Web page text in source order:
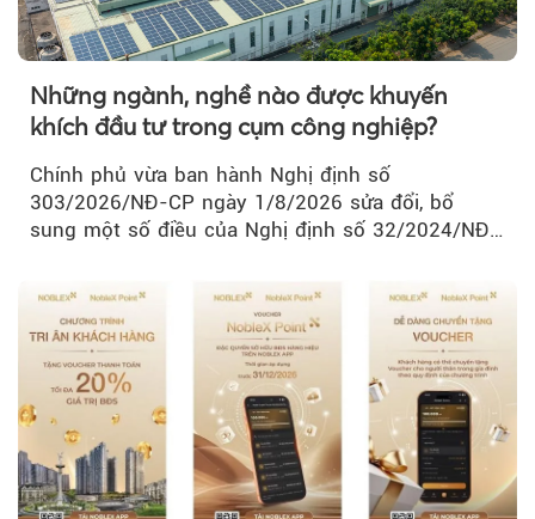
Những ngành, nghề nào được khuyến
khích đầu tư trong cụm công nghiệp?
Chính phủ vừa ban hành Nghị định số
303/2026/NĐ-CP ngày 1/8/2026 sửa đổi, bổ
sung một số điều của Nghị định số 32/2024/NĐ-